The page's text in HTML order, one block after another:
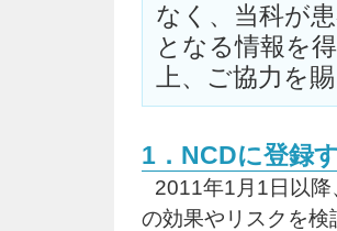
なく、当科が
となる情報を
上、ご協力を
1．NCDに登録
2011年1月1日以
の効果やリスクを